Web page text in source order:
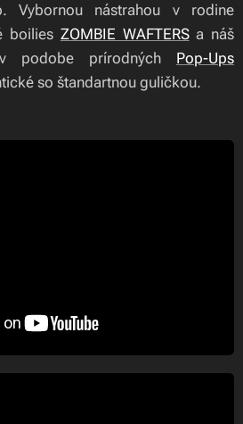
Vybornou nástrahou v rodine
boilies ZOMBIE WAFTERSa náš
podobe prírodných Pop-Ups
so štandartnou guličkou.